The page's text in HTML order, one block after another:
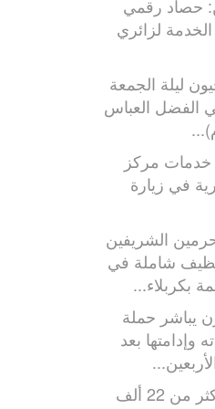
حصاد رقمي
لزائري
ليلة الجمعة
الفضل العباس
خدمات مركز
في زيارة
الشريفين
شاملة في
بكربلاء...
يباشر حملة
وإدامتها بعد
منها تقديم أكثر من 22 ألف